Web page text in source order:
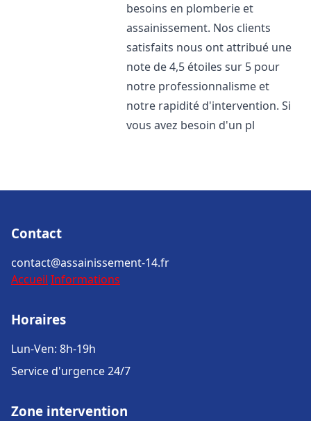
besoins en plomberie et
assainissement. Nos clients
satisfaits nous ont attribué une
note de 4,5 étoiles sur 5 pour
notre professionnalisme et
notre rapidité d'intervention. Si
vous avez besoin d'un pl
Contact
contact@assainissement-14.fr
Accueil Informations
Horaires
Lun-Ven: 8h-19h
Service d'urgence 24/7
Zone intervention